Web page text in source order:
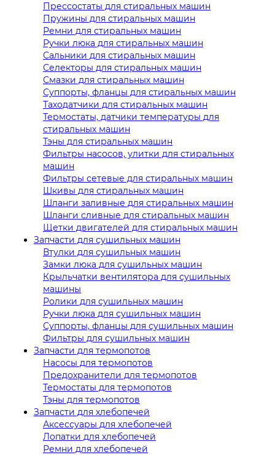
Прессостаты для стиральных машин
Пружины для стиральных машин
Ремни для стиральных машин
Ручки люка для стиральных машин
Сальники для стиральных машин
Селекторы для стиральных машин
Смазки для стиральных машин
Суппорты, фланцы для стиральных машин
Таходатчики для стиральных машин
Термостаты, датчики температуры для
стиральных машин
Тэны для стиральных машин
Фильтры насосов, улитки для стиральных
машин
Фильтры сетевые для стиральных машин
Шкивы для стиральных машин
Шланги заливные для стиральных машин
Шланги сливные для стиральных машин
Щетки двигателей для стиральных машин
Запчасти для сушильных машин
Втулки для сушильных машин
Замки люка для сушильных машин
Крыльчатки вентилятора для сушильных
машины
Ролики для сушильных машин
Ручки люка для сушильных машин
Суппорты, фланцы для сушильных машин
Фильтры для сушильных машин
Запчасти для термопотов
Насосы для термопотов
Предохранители для термопотов
Термостаты для термопотов
Тэны для термопотов
Запчасти для хлебопечей
Аксессуары для хлебопечей
Лопатки для хлебопечей
Ремни для хлебопечей